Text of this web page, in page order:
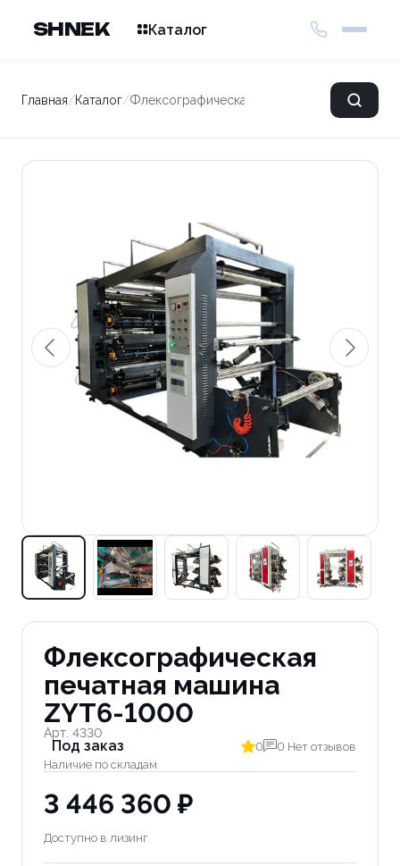
SHNEK Каталог
Главная/Каталог/Флексографическая печатная машина
Флексографическая
печатная машина
ZYT6-1000
Арт. 4330
Под заказ
Наличие по складам
0 0 Нет отзывов
3 446 360 ₽
Доступно в лизинг